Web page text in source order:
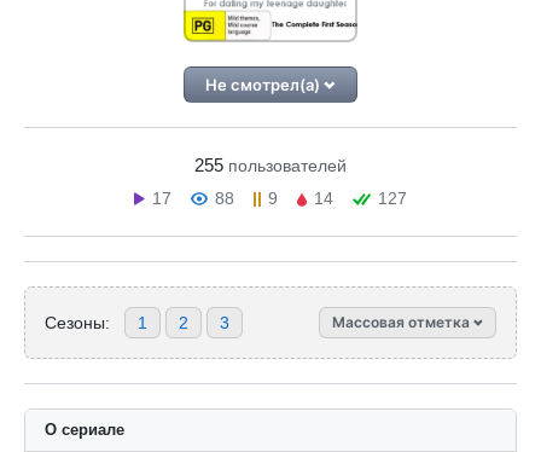
Не смотрел(а)
255 пользователей
17
88 9 14 127
Сезоны: 1 2 3 Массовая отметка
О сериале